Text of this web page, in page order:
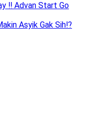
‼️ Advan Start Go
Asyik Gak Sih⁉️